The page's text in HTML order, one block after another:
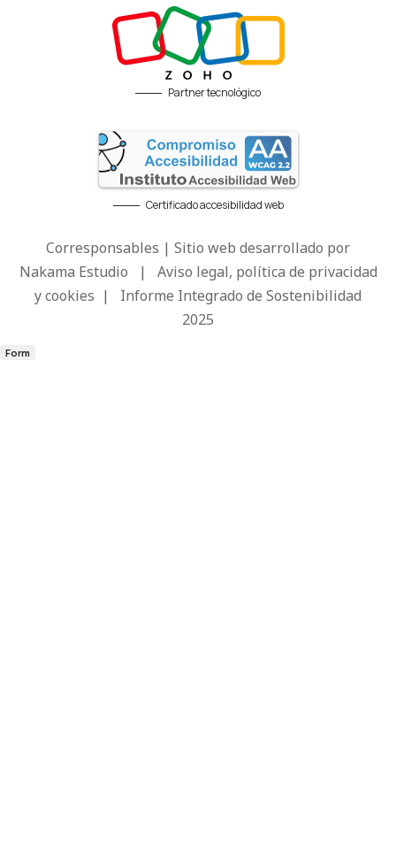
Partner tecnológico
Certificado accesibilidad web
Corresponsables | Sitio web desarrollado por
Nakama Estudio | Aviso legal, política de privacidad
y cookies | Informe Integrado de Sostenibilidad
2025
Form